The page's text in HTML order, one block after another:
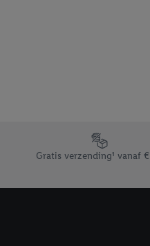
Footerelement met de
Gratis verzending¹ vanaf